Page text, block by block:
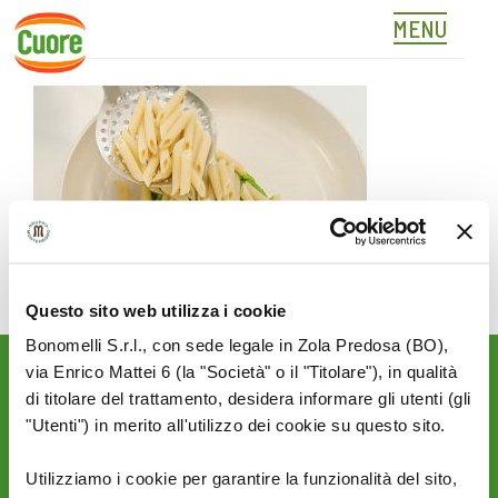
Questo sito web utilizza i cookie
Bonomelli S.r.l., con sede legale in Zola Predosa (BO),
via Enrico Mattei 6 (la "Società" o il "Titolare"), in qualità
di titolare del trattamento, desidera informare gli utenti (gli
"Utenti") in merito all'utilizzo dei cookie su questo sito.
Utilizziamo i cookie per garantire la funzionalità del sito,
Skip
content
MENU
05
Rimani aggiornato sulle
novità del mondo Cuore: